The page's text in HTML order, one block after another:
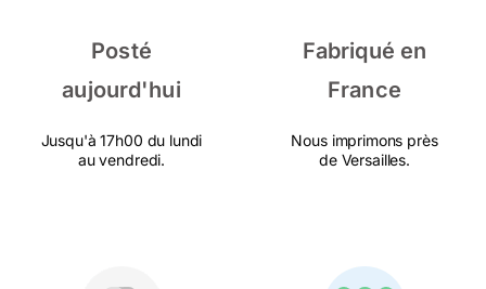
Posté
aujourd'hui
Jusqu'à 17h00 du lundi
au vendredi.
Fabriqué en
France
Nous imprimons près
de Versailles.